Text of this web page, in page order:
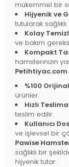
mükemmel bir
Hijyenik ve
tutularak
Kolay
ve bakım
Kompakt
hamsterınızın
%100
ürünler.
Hızlı
teslim edilir.
Kullanıcı
ve işlevsel bir
Pawise
sağlıklı bir
hijyenik tutar.